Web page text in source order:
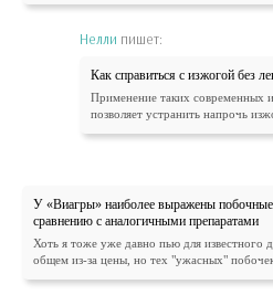
Нелли пишет:
Как справиться с изжогой без
Применение таких современных
позволяет устранить напрочь
У «Виагры» наиболее выражены
сравнению с аналогичными препаратами
Хоть я тоже уже давно пью для известного
общем из-за цены, но тех "ужасных"